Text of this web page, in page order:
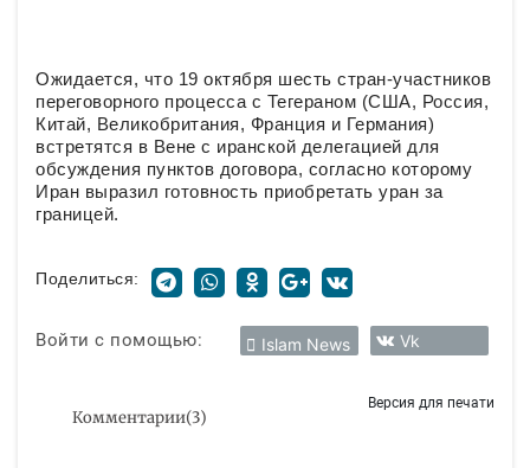
Ожидается, что 19 октября шесть стран-участников
переговорного процесса с Тегераном (США, Россия,
Китай, Великобритания, Франция и Германия)
встретятся в Вене с иранской делегацией для
обсуждения пунктов договора, согласно которому
Иран выразил готовность приобретать уран за
границей.
Поделиться:
Войти с помощью: Islam News Vk
Комментарии(3)
Версия для печати